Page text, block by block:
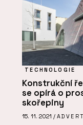
TECHNOLOGIE
Konstrukční
se opírá o
skořepiny
15. 11. 2021 /